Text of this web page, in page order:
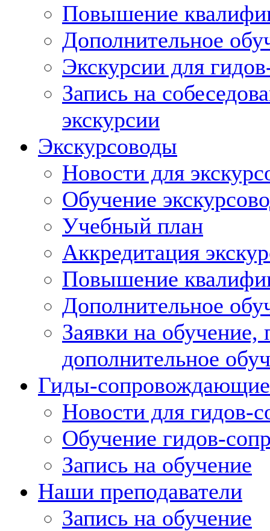
Повышение
Дополнительное
Экскурсии для
Запись на
экскурсии
Экскурсоводы
Новости для
Обучение
Учебный план
Аккредитация
Повышение
Дополнительное
Заявки на
дополнительное
Гиды-сопровождающие
Новости для гидов-
Обучение гидов-
Запись на обучение
Наши преподаватели
Запись на обучение